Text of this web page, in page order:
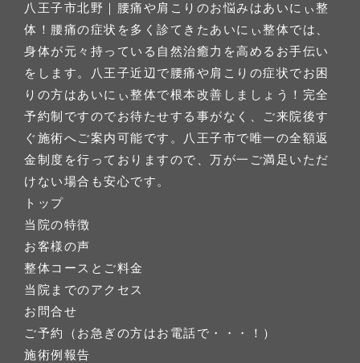
八王子市北野｜腰痛や肩こりのお悩みはあいにぃ整
体！腰痛の症状を多く診てきたあいにぃ整体では、
身体が元々持っている自然治癒力を高めるお手伝い
をします。八王子近辺で腰痛や肩こりの症状でお困
りの方はあいにぃ整体で根本改善しましょう！完全
予約制ですのでお待たせする事がなく、ご来院後す
ぐ施術へご案内可能です。八王子市で唯一の全額返
金制度を行っておりますので、万が一ご満足いただ
けない場合も安心です。
トップ
当院の特徴
お客様の声
整体コースとご料金
当院までのアクセス
お問合せ
ご予約（お急ぎの方はお電話で・・・！）
施術例報告